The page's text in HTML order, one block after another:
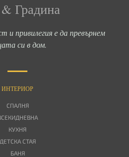
Градина
и привилегия е да превърнем
си в дом.
ИНТЕРИОР
СПАЛНЯ
КУХНЯ
ДЕТСКА СТАЯ
БАНЯ